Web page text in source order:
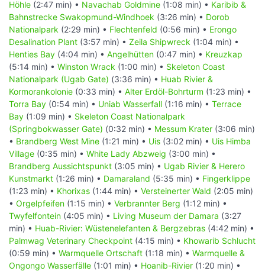
Höhle (2:47 min) • Navachab Goldmine (1:08 min) • Karibib &
Bahnstrecke Swakopmund-Windhoek (3:26 min) • Dorob
Nationalpark (2:29 min) • Flechtenfeld (0:56 min) • Erongo
Desalination Plant (3:57 min) • Zeila Shipwreck (1:04 min) •
Henties Bay (4:04 min) • Angelhütten (0:47 min) • Kreuzkap
(5:14 min) • Winston Wrack (1:00 min) • Skeleton Coast
Nationalpark (Ugab Gate) (3:36 min) • Huab Rivier &
Kormorankolonie (0:33 min) • Alter Erdöl-Bohrturm (1:23 min) •
Torra Bay (0:54 min) • Uniab Wasserfall (1:16 min) • Terrace
Bay (1:09 min) • Skeleton Coast Nationalpark
(Springbokwasser Gate) (0:32 min) • Messum Krater (3:06 min)
• Brandberg West Mine (1:21 min) • Uis (3:02 min) • Uis Himba
Village (0:35 min) • White Lady Abzweig (3:00 min) •
Brandberg Aussichtspunkt (3:05 min) • Ugab Rivier & Herero
Kunstmarkt (1:26 min) • Damaraland (5:35 min) • Fingerklippe
(1:23 min) • Khorixas (1:44 min) • Versteinerter Wald (2:05 min)
• Orgelpfeifen (1:15 min) • Verbrannter Berg (1:12 min) •
Twyfelfontein (4:05 min) • Living Museum der Damara (3:27
min) • Huab-Rivier: Wüstenelefanten & Bergzebras (4:42 min) •
Palmwag Veterinary Checkpoint (4:15 min) • Khowarib Schlucht
(0:59 min) • Warmquelle Ortschaft (1:18 min) • Warmquelle &
Ongongo Wasserfälle (1:01 min) • Hoanib-Rivier (1:20 min) •